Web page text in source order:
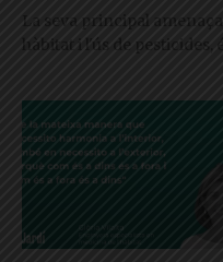
La seva principal
hàbitat i l'ús de pesticides,